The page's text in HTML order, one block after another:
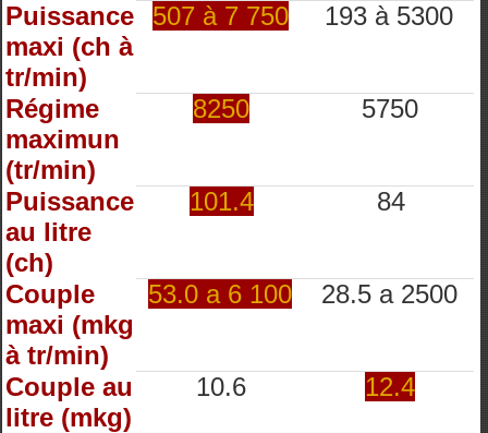
Puissance
maxi (ch à
tr/min)
507 à 7 750 193 à 5300
Régime
maximun
(tr/min)
8250 5750
Puissance
au litre
(ch)
101.4 84
Couple
maxi (mkg
à tr/min)
53.0 a 6 100 28.5 a 2500
Couple au
litre (mkg)
10.6 12.4